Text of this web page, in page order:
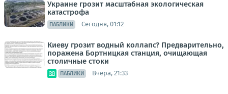
Украине грозит масштабная экологическая
катастрофа
ПАБЛИКИ Сегодня, 01:12
Киеву грозит водный коллапс? Предварительно,
поражена Бортницкая станция, очищающая
столичные стоки
ПАБЛИКИ Вчера, 21:33